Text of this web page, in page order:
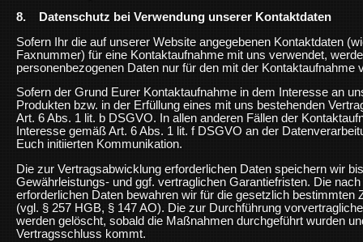
8. Datenschutz bei Verwendung unserer Kontaktdaten
Sofern Ihr die auf unserer Website angegebenen Kontaktdaten
Faxnummer) für eine Kontaktaufnahme mit uns verwendet,
personenbezogenen Daten nur für den mit der Kontaktaufnahme
Sofern der Grund Eurer Kontaktaufnahme in dem Interesse an
Produkten bzw. in der Erfüllung eines mit uns bestehenden
Art. 6 Abs. 1 lit. b DSGVO. In allen anderen Fällen der
Interesse gemäß Art. 6 Abs. 1 lit. f DSGVO an der
Euch initiierten Kommunikation.
Die zur Vertragsabwicklung erforderlichen Daten speichern wir
Gewährleistungs- und ggf. vertraglichen Garantiefristen. Die
erforderlichen Daten bewahren wir für die gesetzlich bestimmten
(vgl. § 257 HGB, § 147 AO). Die zur Durchführung
werden gelöscht, sobald die Maßnahmen durchgeführt wurden
Vertragsschluss kommt.